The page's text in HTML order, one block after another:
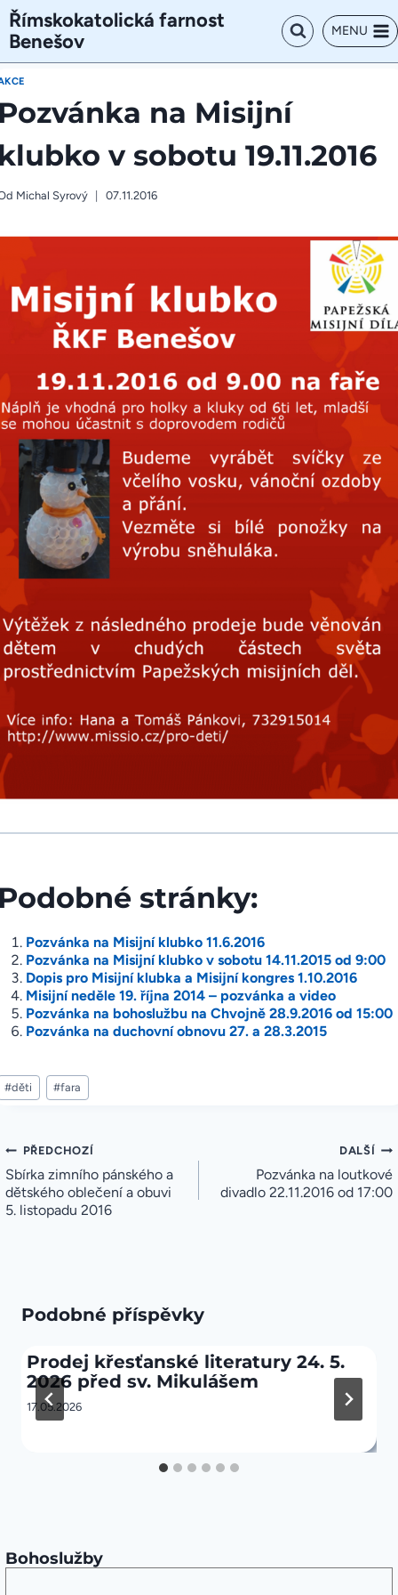
Přeskočit
na
obsah
Římskokatolická farnost
Benešov
MENU
na Misijní
v sobotu 19.11.2016
Michal Syrový 07.11.2016
stránky:
Pozvánka na Misijní klubko 11.6.2016
Pozvánka na Misijní klubko v sobotu 14.11.2015 od 9:00
Dopis pro Misijní klubka a Misijní kongres 1.10.2016
Misijní neděle 19. října 2014 – pozvánka a video
Pozvánka na bohoslužbu na Chvojně 28.9.2016 od 15:00
Pozvánka na duchovní obnovu 27. a 28.3.2015
#děti #fara
Navigace
pro
příspěvek
PŘEDCHOZÍ
Sbírka zimního pánského a
dětského oblečení a obuvi
5. listopadu 2016
DALŠÍ
Pozvánka na loutkové
divadlo 22.11.2016 od 17:00
Podobné příspěvky
Prodej křesťanské literatury 24. 5.
2026 před sv. Mikulášem
17.05.2026
Bohoslužby